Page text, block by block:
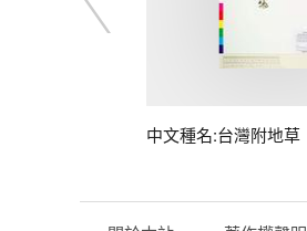
中文種名:台灣附地草